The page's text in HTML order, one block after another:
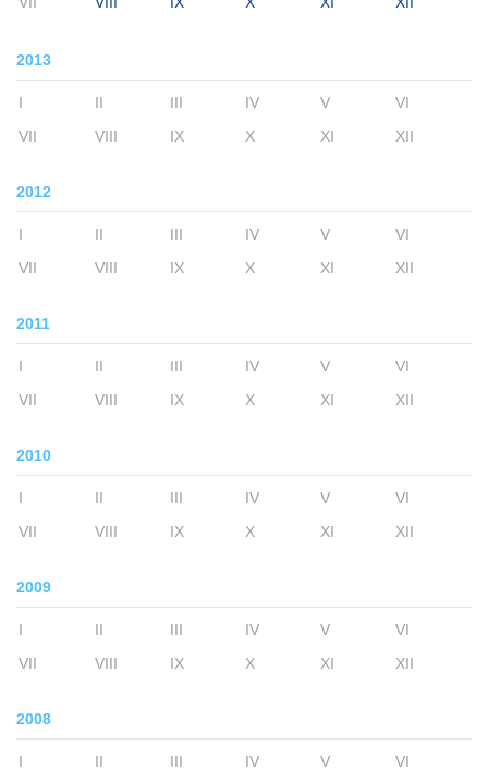
2013
I II III IV V
VI
VII
VIII IX X XI XII
2012
I II III IV V
VI
VII
VIII IX X XI XII
2011
I II III IV V
VI
VII
VIII IX X XI XII
2010
I II III IV V
VI
VII
VIII IX X XI XII
2009
I II III IV V
VI
VII
VIII IX X XI XII
2008
I II III IV V
VI